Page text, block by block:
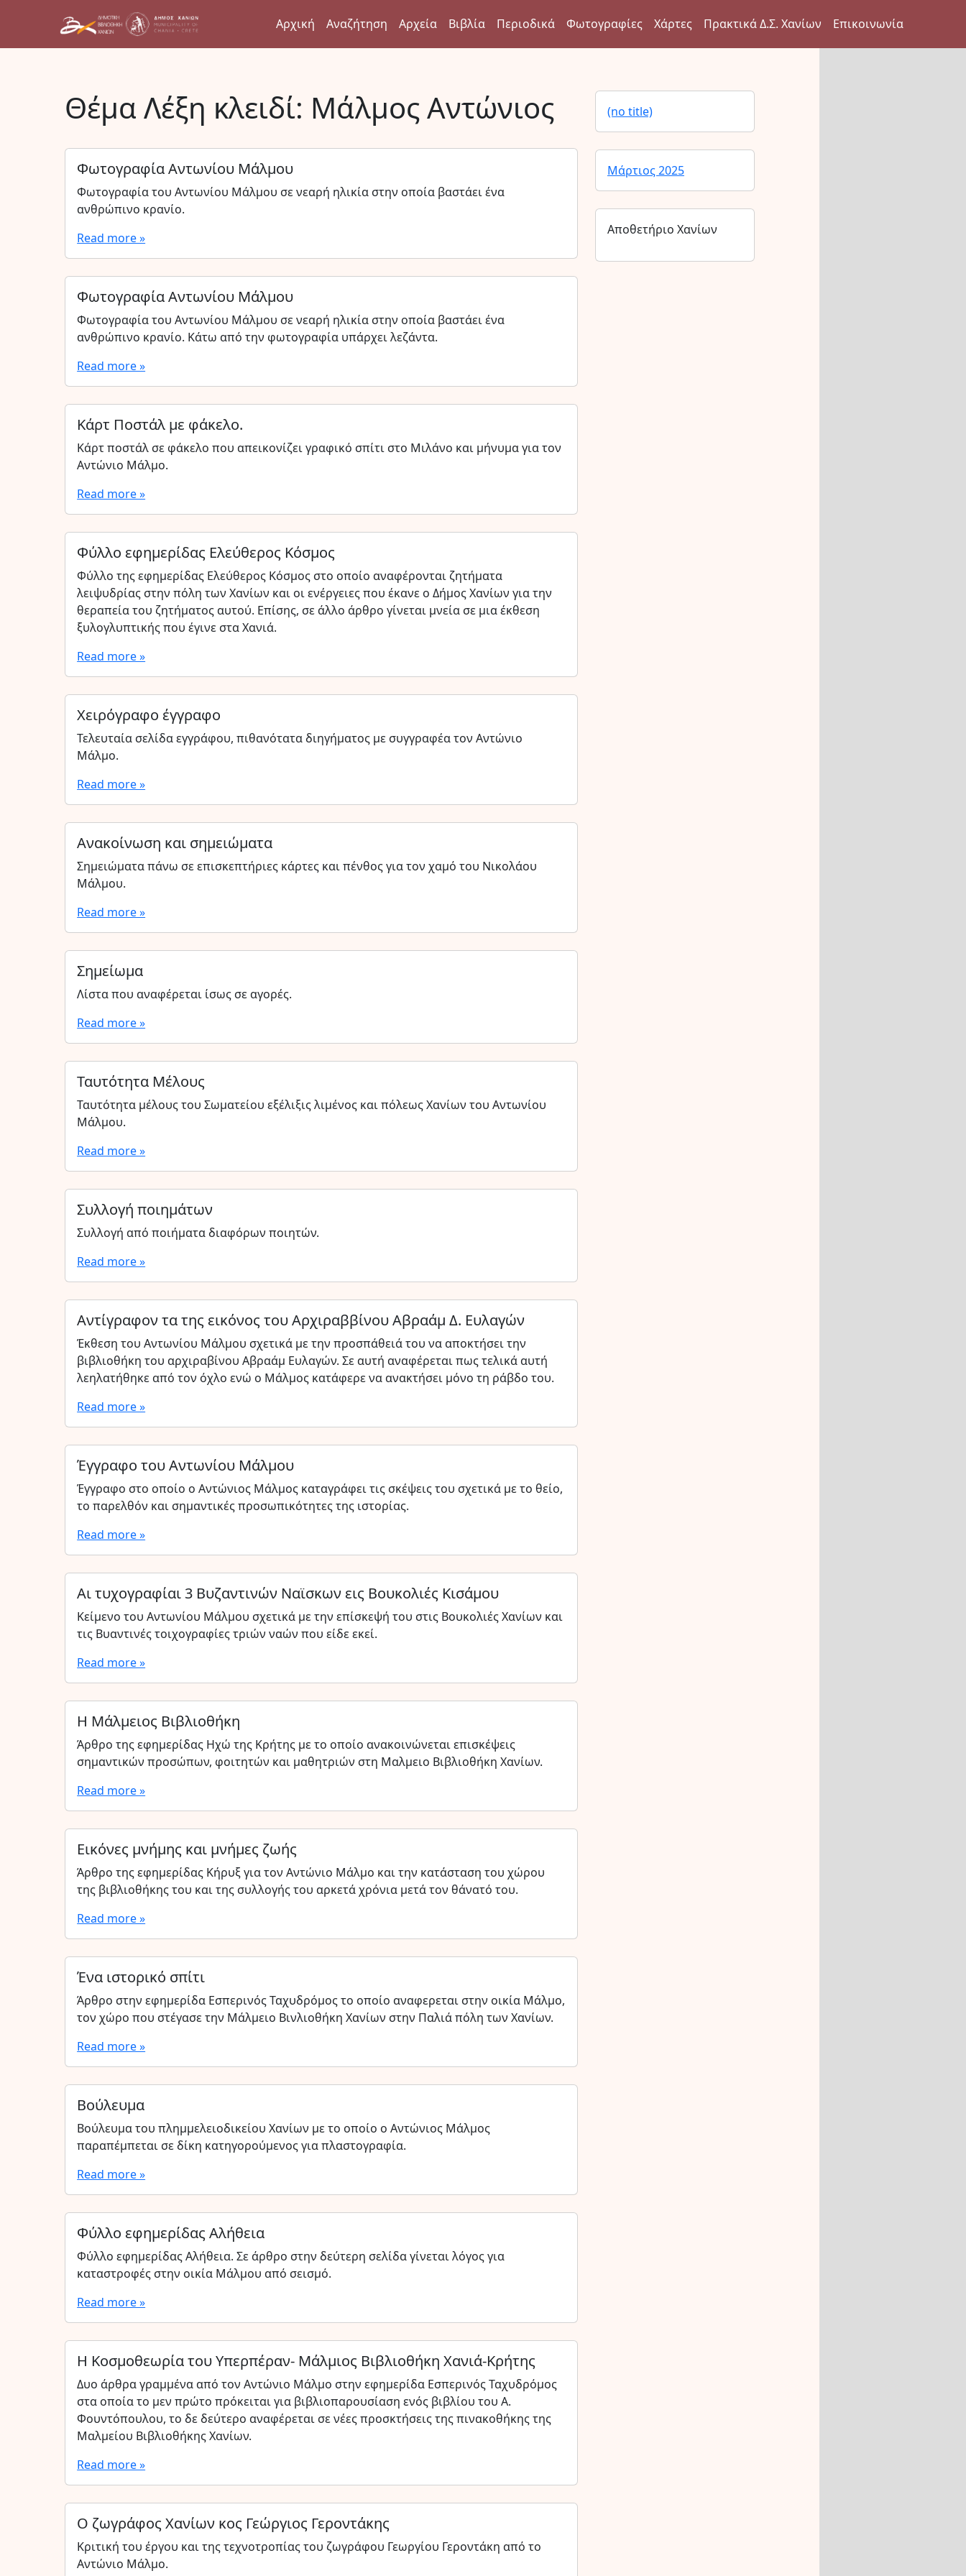
Αρχική Αναζήτηση Αρχεία Βιβλία Περιοδικά Φωτογραφίες Χάρτες Πρακτικά Δ.Σ. Χανίων Επικοινωνία
Θέμα Λέξη κλειδί: Μάλμος Αντώνιος
Φωτογραφία Αντωνίου Μάλμου
Φωτογραφία του Αντωνίου Μάλμου σε νεαρή ηλικία στην οποία βαστάει ένα
ανθρώπινο κρανίο.
Read more »
Φωτογραφία Αντωνίου Μάλμου
Φωτογραφία του Αντωνίου Μάλμου σε νεαρή ηλικία στην οποία βαστάει ένα
ανθρώπινο κρανίο. Κάτω από την φωτογραφία υπάρχει λεζάντα.
Read more »
Κάρτ Ποστάλ με φάκελο.
Κάρτ ποστάλ σε φάκελο που απεικονίζει γραφικό σπίτι στο Μιλάνο και μήνυμα για τον
Αντώνιο Μάλμο.
Read more »
Φύλλο εφημερίδας Ελεύθερος Κόσμος
Φύλλο της εφημερίδας Ελεύθερος Κόσμος στο οποίο αναφέρονται ζητήματα
λειψυδρίας στην πόλη των Χανίων και οι ενέργειες που έκανε ο Δήμος Χανίων για την
θεραπεία του ζητήματος αυτού. Επίσης, σε άλλο άρθρο γίνεται μνεία σε μια έκθεση
ξυλογλυπτικής που έγινε στα Χανιά.
Read more »
Χειρόγραφο έγγραφο
Τελευταία σελίδα εγγράφου, πιθανότατα διηγήματος με συγγραφέα τον Αντώνιο
Μάλμο.
Read more »
Ανακοίνωση και σημειώματα
Σημειώματα πάνω σε επισκεπτήριες κάρτες και πένθος για τον χαμό του Νικολάου
Μάλμου.
Read more »
Σημείωμα
Λίστα που αναφέρεται ίσως σε αγορές.
Read more »
Ταυτότητα Μέλους
Ταυτότητα μέλους του Σωματείου εξέλιξις λιμένος και πόλεως Χανίων του Αντωνίου
Μάλμου.
Read more »
Συλλογή ποιημάτων
Συλλογή από ποιήματα διαφόρων ποιητών.
Read more »
Αντίγραφον τα της εικόνος του Αρχιραββίνου Αβραάμ Δ. Ευλαγών
Έκθεση του Αντωνίου Μάλμου σχετικά με την προσπάθειά του να αποκτήσει την
βιβλιοθήκη του αρχιραβίνου Αβραάμ Ευλαγών. Σε αυτή αναφέρεται πως τελικά αυτή
λεηλατήθηκε από τον όχλο ενώ ο Μάλμος κατάφερε να ανακτήσει μόνο τη ράβδο του.
Read more »
Έγγραφο του Αντωνίου Μάλμου
Έγγραφο στο οποίο ο Αντώνιος Μάλμος καταγράφει τις σκέψεις του σχετικά με το θείο,
το παρελθόν και σημαντικές προσωπικότητες της ιστορίας.
Read more »
Αι τυχογραφίαι 3 Βυζαντινών Ναϊσκων εις Βουκολιές Κισάμου
Κείμενο του Αντωνίου Μάλμου σχετικά με την επίσκεψή του στις Βουκολιές Χανίων και
τις Βυαντινές τοιχογραφίες τριών ναών που είδε εκεί.
Read more »
Η Μάλμειος Βιβλιοθήκη
Άρθρο της εφημερίδας Ηχώ της Κρήτης με το οποίο ανακοινώνεται επισκέψεις
σημαντικών προσώπων, φοιτητών και μαθητριών στη Μαλμειο Βιβλιοθήκη Χανίων.
Read more »
Εικόνες μνήμης και μνήμες ζωής
Άρθρο της εφημερίδας Κήρυξ για τον Αντώνιο Μάλμο και την κατάσταση του χώρου
της βιβλιοθήκης του και της συλλογής του αρκετά χρόνια μετά τον θάνατό του.
Read more »
Ένα ιστορικό σπίτι
Άρθρο στην εφημερίδα Εσπερινός Ταχυδρόμος το οποίο αναφερεται στην οικία Μάλμο,
τον χώρο που στέγασε την Μάλμειο Βινλιοθήκη Χανίων στην Παλιά πόλη των Χανίων.
Read more »
Βούλευμα
Βούλευμα του πλημμελειοδικείου Χανίων με το οποίο ο Αντώνιος Μάλμος
παραπέμπεται σε δίκη κατηγορούμενος για πλαστογραφία.
Read more »
Φύλλο εφημερίδας Αλήθεια
Φύλλο εφημερίδας Αλήθεια. Σε άρθρο στην δεύτερη σελίδα γίνεται λόγος για
καταστροφές στην οικία Μάλμου από σεισμό.
Read more »
Η Κοσμοθεωρία του Υπερπέραν- Μάλμιος Βιβλιοθήκη Χανιά-Κρήτης
Δυο άρθρα γραμμένα από τον Αντώνιο Μάλμο στην εφημερίδα Εσπερινός Ταχυδρόμος
στα οποία το μεν πρώτο πρόκειται για βιβλιοπαρουσίαση ενός βιβλίου του Α.
Φουντόπουλου, το δε δεύτερο αναφέρεται σε νέες προσκτήσεις της πινακοθήκης της
Μαλμείου Βιβλιοθήκης Χανίων.
Read more »
Ο ζωγράφος Χανίων κος Γεώργιος Γεροντάκης
Κριτική του έργου και της τεχνοτροπίας του ζωγράφου Γεωργίου Γεροντάκη από το
Αντώνιο Μάλμο.
(no title)
Μάρτιος 2025
Αποθετήριο Χανίων